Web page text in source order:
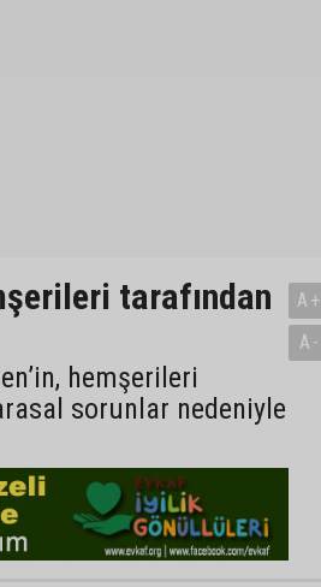
tarafından
hemşerileri
sorunlar nedeniyle
A+
A-